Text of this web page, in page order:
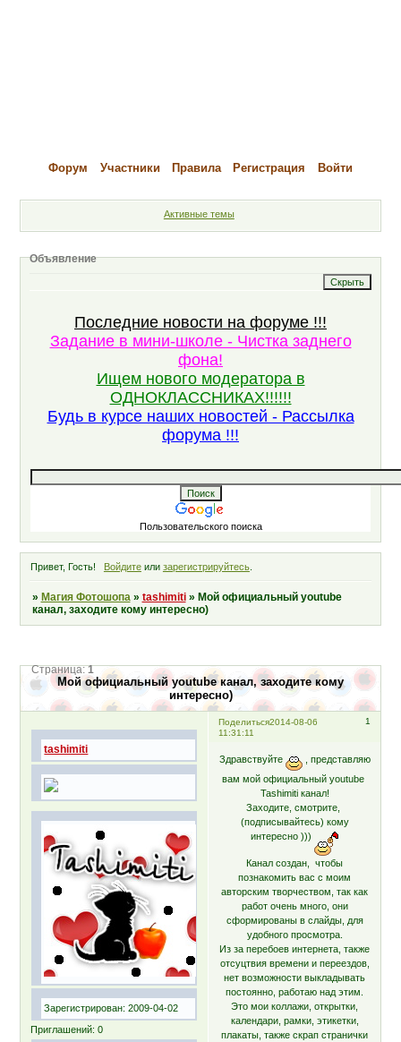
Форум Участники Правила Регистрация Войти
Активные темы
Объявление
Последние новости на форуме !!!
Задание в мини-школе - Чистка заднего
фона!
Ищем нового модератора в
ОДНОКЛАССНИКАХ!!!!!!
Будь в курсе наших новостей - Рассылка
форума !!!
Пользовательского поиска
Привет, Гость! Войдитеили зарегистрируйтесь.
» Магия Фотошопа » tashimiti » Мой официальный youtube
канал, заходите кому интересно)
Мой официальный youtube канал, заходите кому
интересно)
Страница:1
Поделиться 1
2014-08-06
11:31:11
tashimiti
Зарегистрирован: 2009-04-02
Приглашений: 0
Здравствуйте
, представляю
вам мой официальный youtube
Tashimiti канал!
Заходите, смотрите,
(подписывайтесь) кому
интересно )))
Канал создан, чтобы
познакомить вас с моим
авторским творчеством, так как
работ очень много, они
сформированы в слайды, для
удобного просмотра.
Из за перебоев интернета, также
отсуцтвия времени и переездов,
нет возможности выкладывать
постоянно, работаю над этим.
Это мои коллажи, открытки,
календари, рамки, этикетки,
плакаты, также скрап странички